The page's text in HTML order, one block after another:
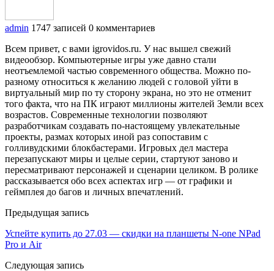
admin 1747 записей 0 комментариев
Всем привет, с вами igrovidos.ru. У нас вышел свежий
видеообзор. Компьютерные игры уже давно стали
неотъемлемой частью современного общества. Можно по-
разному относиться к желанию людей с головой уйти в
виртуальный мир по ту сторону экрана, но это не отменит
того факта, что на ПК играют миллионы жителей Земли всех
возрастов. Современные технологии позволяют
разработчикам создавать по-настоящему увлекательные
проекты, размах которых иной раз сопоставим с
голливудскими блокбастерами. Игровых дел мастера
перезапускают миры и целые серии, стартуют заново и
пересматривают персонажей и сценарии целиком. В ролике
рассказывается обо всех аспектах игр — от графики и
геймплея до багов и личных впечатлений.
Предыдущая запись
Успейте купить до 27.03 — скидки на планшеты N-one NPad
Pro и Air
Следующая запись